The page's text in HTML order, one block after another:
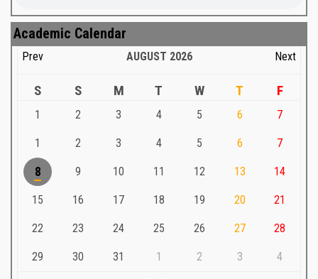
Academic Calendar
Prev AUGUST 2026 Next
S S M T W T F
1 2 3 4 5 6 7
1 2 3 4 5 6 7
8 9 10 11 12 13 14
15 16 17 18 19 20 21
22 23 24 25 26 27 28
29 30 31 1 2 3 4